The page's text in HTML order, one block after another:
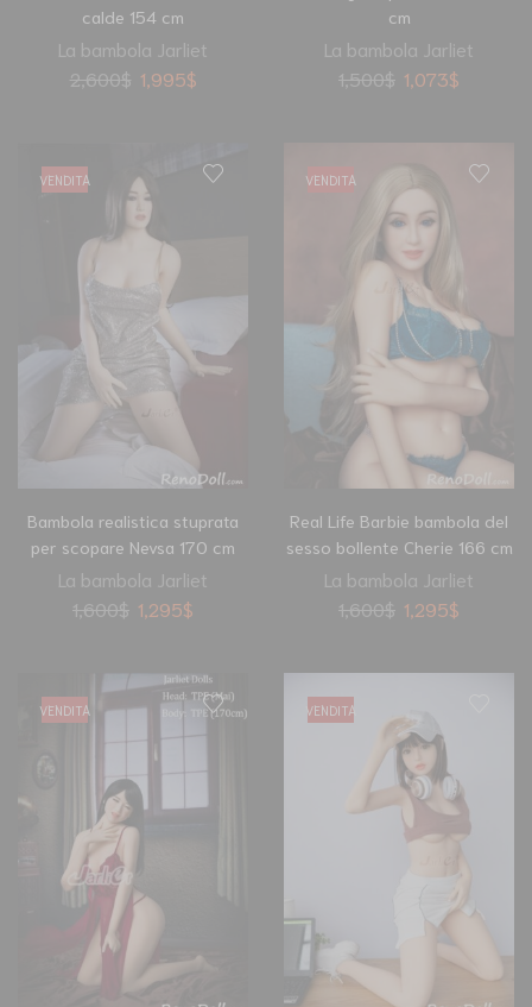
calde 154 cm
La bambola Jarliet
2,600$ 1,995$
cm
La bambola Jarliet
1,500$ 1,073$
VENDITA
Bambola realistica stuprata
per scopare Nevsa 170 cm
La bambola Jarliet
1,600$ 1,295$
VENDITA
Real Life Barbie bambola del
sesso bollente Cherie 166 cm
La bambola Jarliet
1,600$ 1,295$
VENDITA VENDITA